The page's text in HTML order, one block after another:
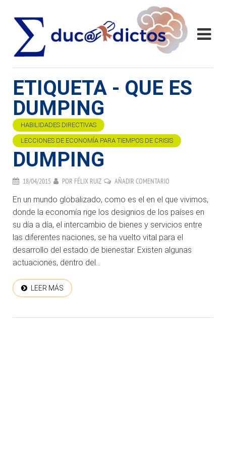
ETIQUETA - QUE ES
DUMPING
HABILIDADES DIRECTIVAS
LECCIONES DE ECONOMÍA PARA TIEMPOS DE CRISIS
DUMPING
18/04/2015 POR FÉLIX RUIZ AÑADIR COMENTARIO
En un mundo globalizado, como es el en el que vivimos,
donde la economía rige los designios de los países en
su día a día, el intercambio de bienes y servicios entre
las diferentes naciones, se ha vuelto vital para el
desarrollo del estado de bienestar. Existen algunas
actuaciones, dentro del...
LEER MÁS